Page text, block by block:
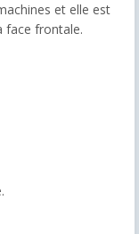
et elle est
face frontale.